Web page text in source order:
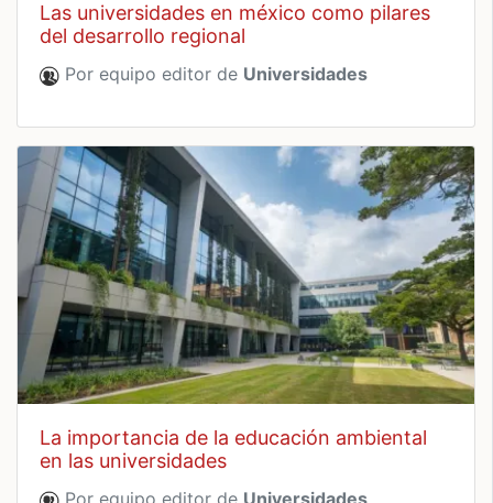
las universidades en méxico como pilares
del desarrollo regional
Por equipo editor de Universidades
la importancia de la educación ambiental
en las universidades
Por equipo editor de Universidades